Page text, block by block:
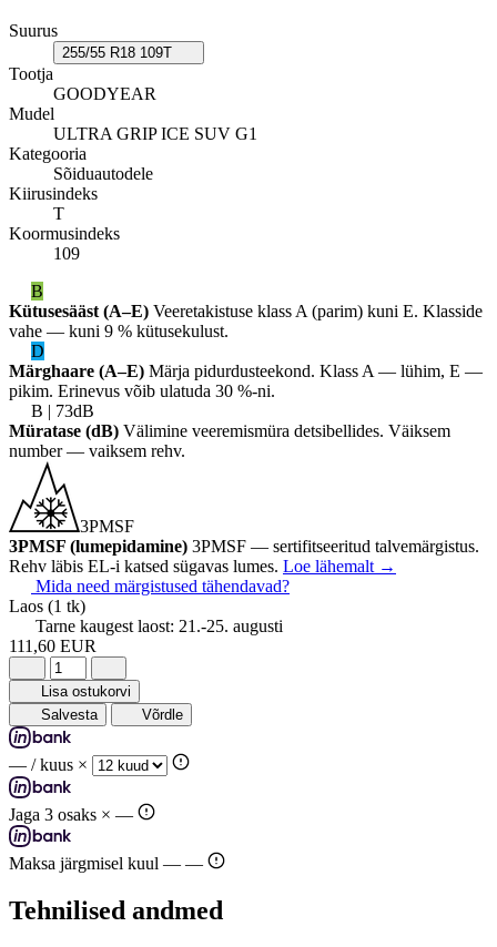
Suurus
255/55 R18 109T
Tootja
GOODYEAR
Mudel
ULTRA GRIP ICE SUV G1
Kategooria
Sõiduautodele
Kiirusindeks
T
Koormusindeks
109
B
Kütusesääst (A–E) Veeretakistuse klass A (parim) kuni E. Klasside
vahe — kuni 9 % kütusekulust.
D
Märghaare (A–E) Märja pidurdusteekond. Klass A — lühim, E —
pikim. Erinevus võib ulatuda 30 %-ni.
B | 73dB
Müratase (dB) Välimine veeremismüra detsibellides. Väiksem
number — vaiksem rehv.
3PMSF
3PMSF (lumepidamine) 3PMSF — sertifitseeritud talvemärgistus.
Rehv läbis EL-i katsed sügavas lumes. Loe lähemalt →
Mida need märgistused tähendavad?
Laos (1 tk)
Tarne kaugest laost: 21.-25. augusti
111,60 EUR
Lisa ostukorvi
Salvesta
Võrdle
— / kuus ×
Jaga 3 osaks × —
Maksa järgmisel kuul — —
Tehnilised andmed